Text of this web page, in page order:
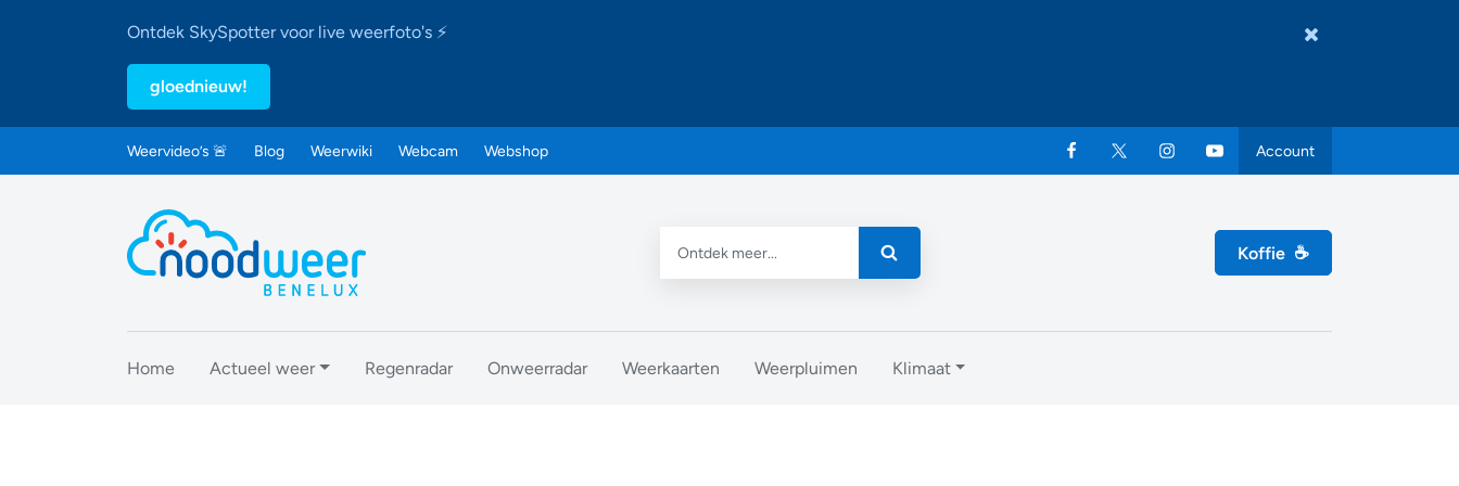
Ontdek SkySpotter voor live weerfoto's ⚡
gloednieuw!
Weervideo’s 🚨 Blog Weerwiki Webcam Webshop Account
Koffie ☕
Home Actueel weer Regenradar Onweerradar Weerkaarten Weerpluimen Klimaat